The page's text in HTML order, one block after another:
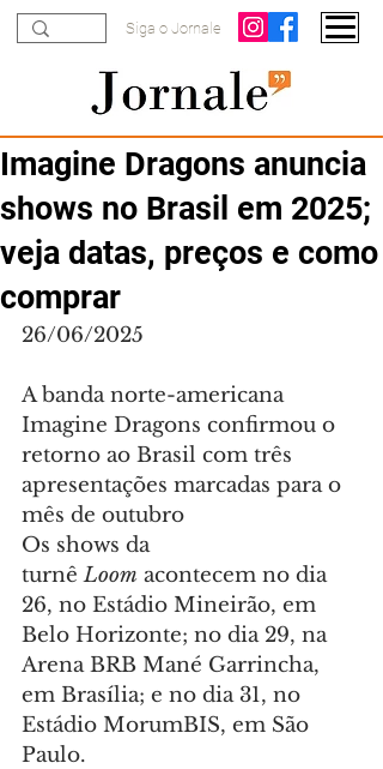
Siga o Jornale
Imagine Dragons anuncia
shows no Brasil em 2025;
veja datas, preços e como
comprar
26/06/2025
A banda norte-americana
Imagine Dragons confirmou o
retorno ao Brasil com três
apresentações marcadas para o
mês de outubro
Os shows da
turnê Loom acontecem no dia
26, no Estádio Mineirão, em
Belo Horizonte; no dia 29, na
Arena BRB Mané Garrincha,
em Brasília; e no dia 31, no
Estádio MorumBIS, em São
Paulo.